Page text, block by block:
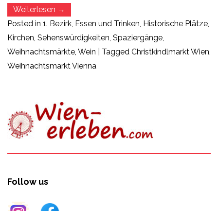
Weiterlesen „Weihnachtsmärkte
in
Wien
I“
→
Posted in 1. Bezirk, Essen und Trinken, Historische Plätze,
Kirchen, Sehenswürdigkeiten, Spaziergänge,
Weihnachtsmärkte, Wein Tagged Christkindlmarkt Wien,
Weihnachtsmarkt Vienna
Follow us